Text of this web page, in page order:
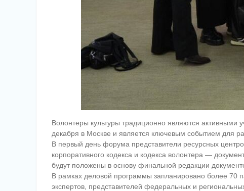
Волонтеры культуры традиционно являются
декабря в Москве и является ключевым событием для
В первый день форума представители ресурсных
корпоративного кодекса и кодекса волонтера —
будут положены в основу финальной редакции
В рамках деловой программы запланировано более 70
экспертов, представителей федеральных и